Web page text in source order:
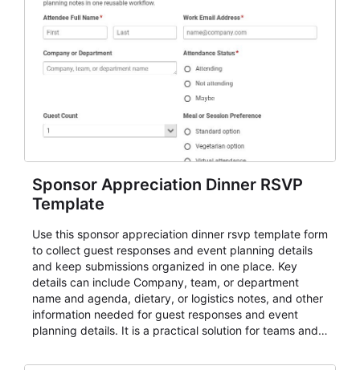
Sponsor Appreciation Dinner RSVP
Template
Use this sponsor appreciation dinner rsvp template form
to collect guest responses and event planning details
and keep submissions organized in one place. Key
details can include Company, team, or department
name and agenda, dietary, or logistics notes, and other
information needed for guest responses and event
planning details. It is a practical solution for teams and
for teams and organizations.